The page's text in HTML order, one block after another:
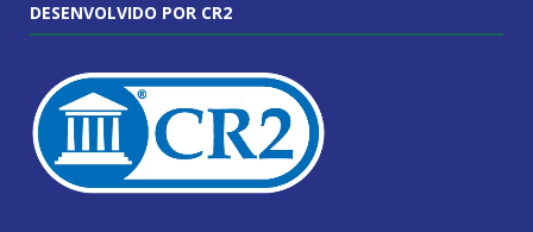
DESENVOLVIDO POR CR2